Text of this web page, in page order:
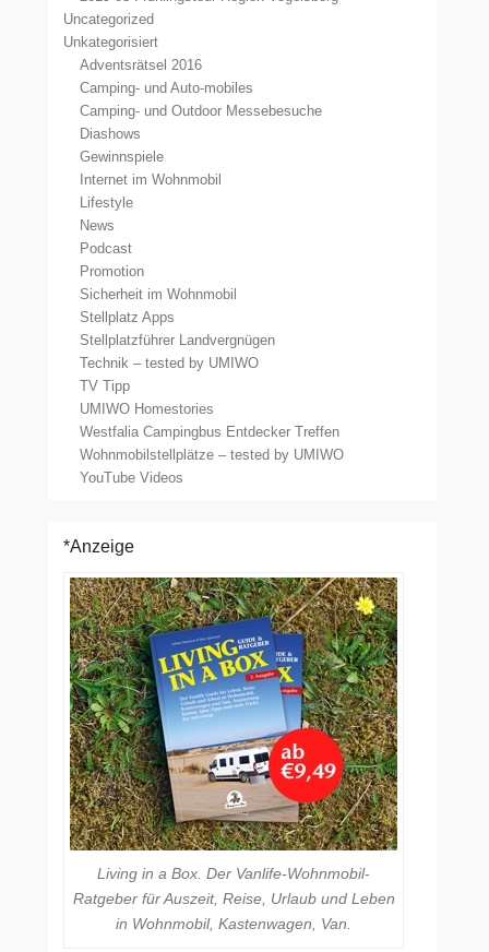
Uncategorized
Unkategorisiert
Adventsrätsel 2016
Camping- und Auto-mobiles
Camping- und Outdoor Messebesuche
Diashows
Gewinnspiele
Internet im Wohnmobil
Lifestyle
News
Podcast
Promotion
Sicherheit im Wohnmobil
Stellplatz Apps
Stellplatzführer Landvergnügen
Technik – tested by UMIWO
TV Tipp
UMIWO Homestories
Westfalia Campingbus Entdecker Treffen
Wohnmobilstellplätze – tested by UMIWO
YouTube Videos
*Anzeige
Living in a Box. Der Vanlife-Wohnmobil-
Ratgeber für Auszeit, Reise, Urlaub und Leben
in Wohnmobil, Kastenwagen, Van.